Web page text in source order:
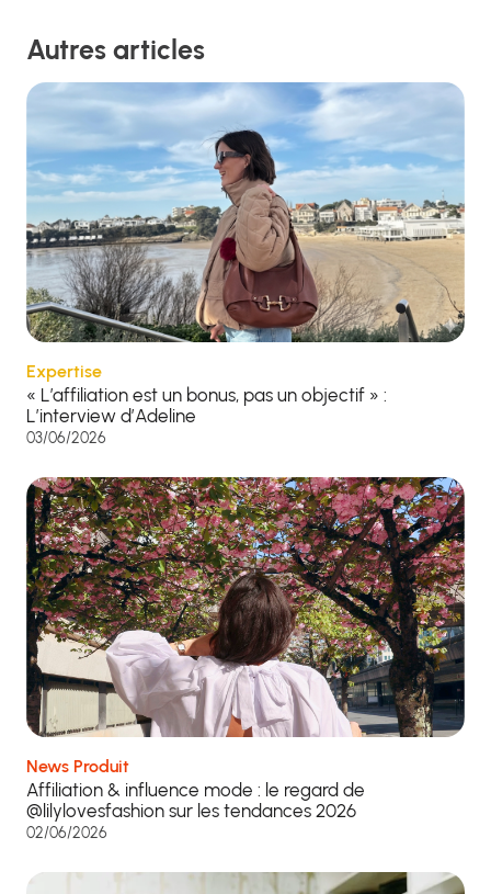
Autres articles
Expertise
« L’affiliation est un bonus, pas un objectif » :
L’interview d’Adeline
03/06/2026
News Produit
Affiliation & influence mode : le regard de
@lilylovesfashion sur les tendances 2026
02/06/2026